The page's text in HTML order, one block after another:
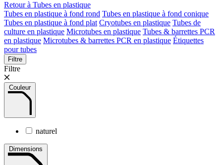
Retour à Tubes en plastique
Tubes en plastique à fond rond Tubes en plastique à fond conique
Tubes en plastique à fond plat Cryotubes en plastique Tubes de
culture en plastique Microtubes en plastique Tubes & barrettes PCR
en plastique Microtubes & barrettes PCR en plastique Étiquettes
pour tubes
Filtre
Filtre
Couleur
naturel
Dimensions